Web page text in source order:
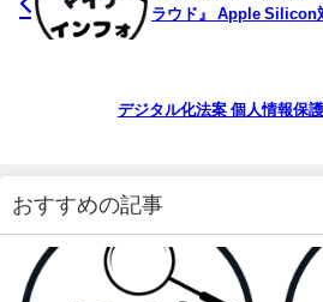
ラウド』 Apple Silicon
デジタル化法案 個人情報保
おすすめの記事